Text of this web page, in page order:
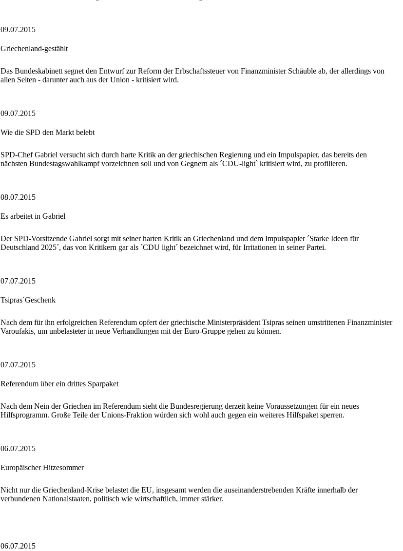
09.07.2015
Griechenland-gestählt
Das Bundeskabinett segnet den Entwurf zur Reform der Erbschaftssteuer von Finanzminister Schäuble ab, der allerdings von
allen Seiten - darunter auch aus der Union - kritisiert wird.
09.07.2015
Wie die SPD den Markt belebt
SPD-Chef Gabriel versucht sich durch harte Kritik an der griechischen Regierung und ein Impulspapier, das bereits den
nächsten Bundestagswahlkampf vorzeichnen soll und von Gegnern als ´CDU-light` kritisiert wird, zu profilieren.
08.07.2015
Es arbeitet in Gabriel
Der SPD-Vorsitzende Gabriel sorgt mit seiner harten Kritik an Griechenland und dem Impulspapier ´Starke Ideen für
Deutschland 2025´, das von Kritikern gar als ´CDU light´ bezeichnet wird, für Irritationen in seiner Partei.
07.07.2015
Tsipras´Geschenk
Nach dem für ihn erfolgreichen Referendum opfert der griechische Ministerpräsident Tsipras seinen umstrittenen Finanzminister
Varoufakis, um unbelasteter in neue Verhandlungen mit der Euro-Gruppe gehen zu können.
07.07.2015
Referendum über ein drittes Sparpaket
Nach dem Nein der Griechen im Referendum sieht die Bundesregierung derzeit keine Voraussetzungen für ein neues
Hilfsprogramm. Große Teile der Unions-Fraktion würden sich wohl auch gegen ein weiteres Hilfspaket sperren.
06.07.2015
Europäischer Hitzesommer
Nicht nur die Griechenland-Krise belastet die EU, insgesamt werden die auseinanderstrebenden Kräfte innerhalb der
verbundenen Nationalstaaten, politisch wie wirtschaftlich, immer stärker.
06.07.2015